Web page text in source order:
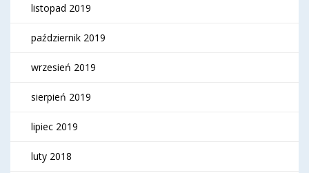
listopad 2019
październik 2019
wrzesień 2019
sierpień 2019
lipiec 2019
luty 2018